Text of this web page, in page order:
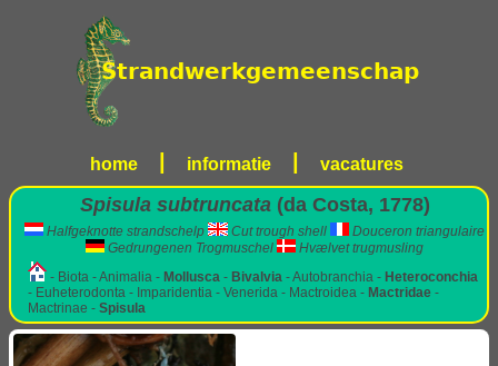
home informatie vacatures
Spisula subtruncata(da Costa, 1778)
Halfgeknotte strandschelp Cut trough shell
Douceron triangulaire
Gedrungenen Trogmuschel
Hvælvet trugmusling
- Biota - Animalia - Mollusca - Bivalvia - Autobranchia - Heteroconchia
- Euheterodonta - Imparidentia - Venerida - Mactroidea - Mactridae -
Mactrinae - Spisula